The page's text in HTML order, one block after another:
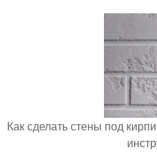
Как сделать стены под